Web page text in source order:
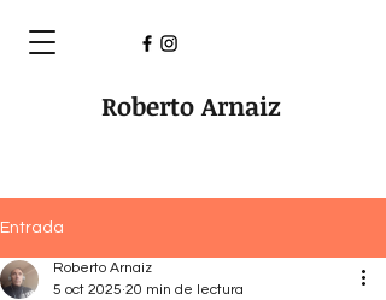
Roberto Arnaiz
Entrada
Roberto Arnaiz
5 oct 2025 20 min de lectura